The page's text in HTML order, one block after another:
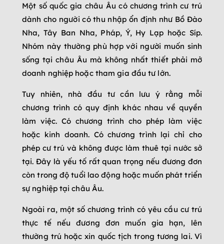
Một số quốc gia châu Âu có chương trình cư trú
dành cho người có thu nhập ổn định như Bồ Đào
Nha, Tây Ban Nha, Pháp, Ý, Hy Lạp hoặc Síp.
Nhóm này thường phù hợp với người muốn sinh
sống tại châu Âu mà không nhất thiết phải mở
doanh nghiệp hoặc tham gia đầu tư lớn.
Tuy nhiên, nhà đầu tư cần lưu ý rằng mỗi
chương trình có quy định khác nhau về quyền
làm việc. Có chương trình cho phép làm việc
hoặc kinh doanh. Có chương trình lại chỉ cho
phép cư trú và không được làm thuê tại nước sở
tại. Đây là yếu tố rất quan trọng nếu đương đơn
còn trong độ tuổi lao động hoặc muốn phát triển
sự nghiệp tại châu Âu.
Ngoài ra, một số chương trình có yêu cầu cư trú
thực tế nếu đương đơn muốn gia hạn, lên
thường trú hoặc xin quốc tịch trong tương lai. Vì